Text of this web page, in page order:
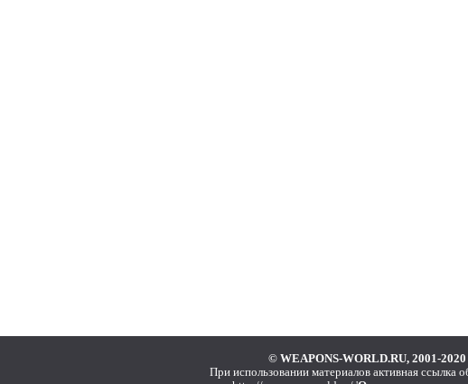
© WEAPONS-WORLD.RU, 2001-2020
При использовании материалов активная ссылка